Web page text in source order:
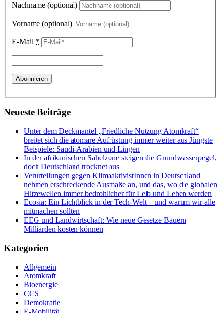
Nachname (optional)
Vorname (optional)
E-Mail *
Neueste Beiträge
Unter dem Deckmantel „Friedliche Nutzung Atomkraft“
breitet sich die atomare Aufrüstung immer weiter aus Jüngste
Beispiele: Saudi-Arabien und Lingen
In der afrikanischen Sahelzone steigen die Grundwasserpegel,
doch Deutschland trocknet aus
Verurteilungen gegen KlimaaktivistInnen in Deutschland
nehmen erschreckende Ausmaße an, und das, wo die globalen
Hitzewellen immer bedrohlicher für Leib und Leben werden
Ecosia: Ein Lichtblick in der Tech-Welt – und warum wir alle
mitmachen sollten
EEG und Landwirtschaft: Wie neue Gesetze Bauern
Milliarden kosten können
Kategorien
Allgemein
Atomkraft
Bioenergie
CCS
Demokratie